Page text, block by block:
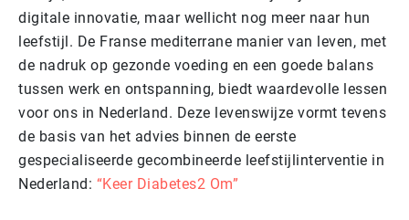
digitale innovatie, maar wellicht nog meer naar hun
leefstijl. De Franse mediterrane manier van leven, met
de nadruk op gezonde voeding en een goede balans
tussen werk en ontspanning, biedt waardevolle lessen
voor ons in Nederland. Deze levenswijze vormt tevens
de basis van het advies binnen de eerste
gespecialiseerde gecombineerde leefstijlinterventie in
Nederland: “Keer Diabetes2 Om”